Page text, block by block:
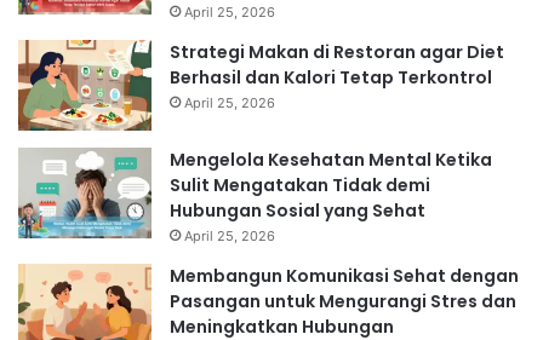
April 25, 2026
Strategi Makan di Restoran agar Diet
Berhasil dan Kalori Tetap Terkontrol
April 25, 2026
Mengelola Kesehatan Mental Ketika
Sulit Mengatakan Tidak demi
Hubungan Sosial yang Sehat
April 25, 2026
Membangun Komunikasi Sehat dengan
Pasangan untuk Mengurangi Stres dan
Meningkatkan Hubungan